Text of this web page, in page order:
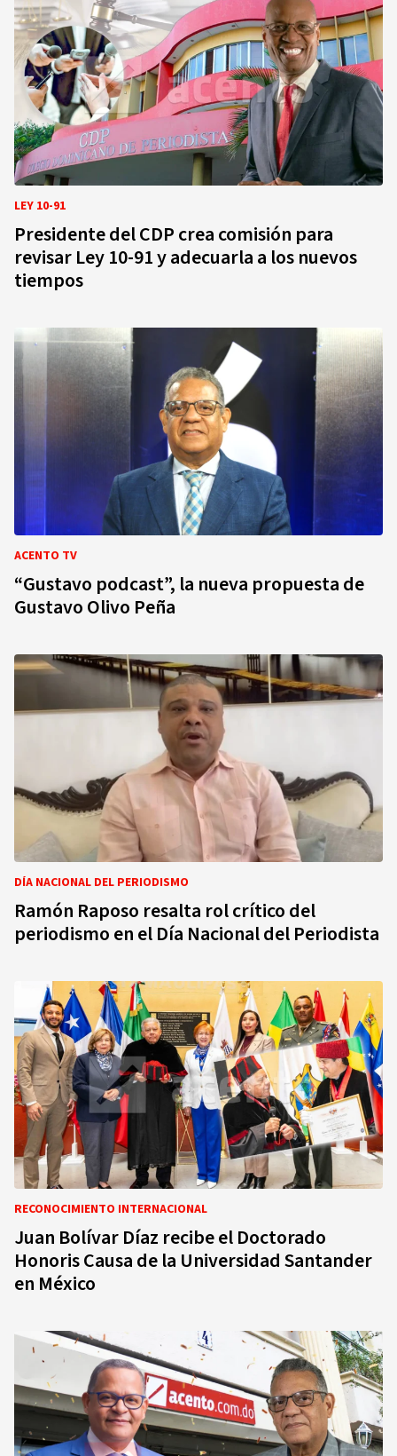
LEY 10-91
Presidente del CDP crea comisión para
revisar Ley 10-91 y adecuarla a los nuevos
tiempos
ACENTO TV
“Gustavo podcast”, la nueva propuesta de
Gustavo Olivo Peña
DÍA NACIONAL DEL PERIODISMO
Ramón Raposo resalta rol crítico del
periodismo en el Día Nacional del Periodista
RECONOCIMIENTO INTERNACIONAL
Juan Bolívar Díaz recibe el Doctorado
Honoris Causa de la Universidad Santander
en México